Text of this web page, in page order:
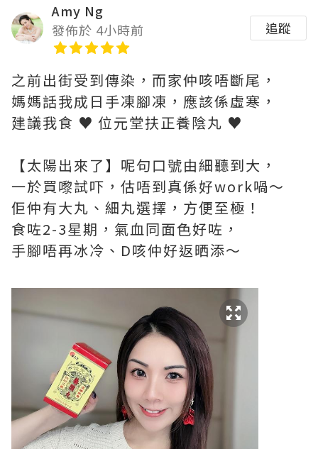
Amy Ng
發佈於 4小時前
追蹤
之前出街受到傳染，而家仲咳唔斷尾，
媽媽話我成日手凍腳凍，應該係虛寒，
建議我食 ♥ 位元堂扶正養陰丸 ♥
【太陽出來了】呢句口號由細聽到大，
一於買嚟試吓，估唔到真係好work喎～
佢仲有大丸、細丸選擇，方便至極！
食咗2-3星期，氣血同面色好咗，
手腳唔再冰冷、D咳仲好返晒添～